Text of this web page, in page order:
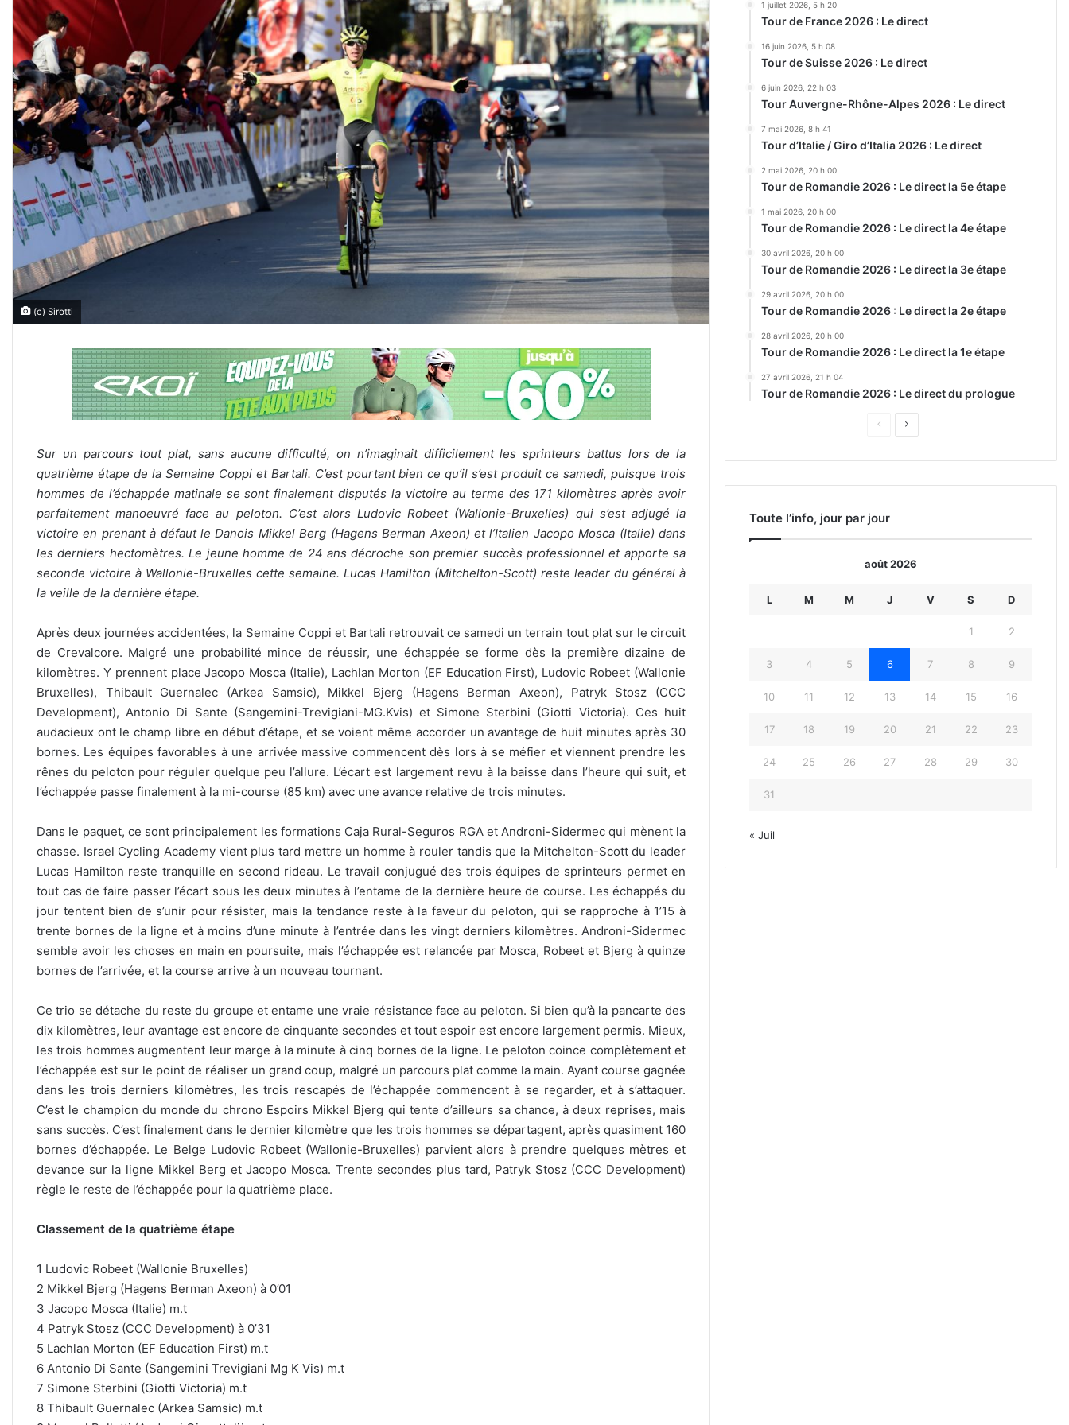
(c) Sirotti
Sur un parcours tout plat, sans aucune difficulté, on n’imaginait difficilement les sprinteurs battus lors de la
quatrième étape de la Semaine Coppi et Bartali. C’est pourtant bien ce qu’il s’est produit ce samedi, puisque trois
hommes de l’échappée matinale se sont finalement disputés la victoire au terme des 171 kilomètres après avoir
parfaitement manoeuvré face au peloton. C’est alors Ludovic Robeet (Wallonie-Bruxelles) qui s’est adjugé la
victoire en prenant à défaut le Danois Mikkel Berg (Hagens Berman Axeon) et l’Italien Jacopo Mosca (Italie) dans
les derniers hectomètres. Le jeune homme de 24 ans décroche son premier succès professionnel et apporte sa
seconde victoire à Wallonie-Bruxelles cette semaine. Lucas Hamilton (Mitchelton-Scott) reste leader du général à
la veille de la dernière étape.
Après deux journées accidentées, la Semaine Coppi et Bartali retrouvait ce samedi un terrain tout plat sur le circuit
de Crevalcore. Malgré une probabilité mince de réussir, une échappée se forme dès la première dizaine de
kilomètres. Y prennent place Jacopo Mosca (Italie), Lachlan Morton (EF Education First), Ludovic Robeet (Wallonie
Bruxelles), Thibault Guernalec (Arkea Samsic), Mikkel Bjerg (Hagens Berman Axeon), Patryk Stosz (CCC
Development), Antonio Di Sante (Sangemini-Trevigiani-MG.Kvis) et Simone Sterbini (Giotti Victoria). Ces huit
audacieux ont le champ libre en début d’étape, et se voient même accorder un avantage de huit minutes après 30
bornes. Les équipes favorables à une arrivée massive commencent dès lors à se méfier et viennent prendre les
rênes du peloton pour réguler quelque peu l’allure. L’écart est largement revu à la baisse dans l’heure qui suit, et
l’échappée passe finalement à la mi-course (85 km) avec une avance relative de trois minutes.
Dans le paquet, ce sont principalement les formations Caja Rural-Seguros RGA et Androni-Sidermec qui mènent la
chasse. Israel Cycling Academy vient plus tard mettre un homme à rouler tandis que la Mitchelton-Scott du leader
Lucas Hamilton reste tranquille en second rideau. Le travail conjugué des trois équipes de sprinteurs permet en
tout cas de faire passer l’écart sous les deux minutes à l’entame de la dernière heure de course. Les échappés du
jour tentent bien de s’unir pour résister, mais la tendance reste à la faveur du peloton, qui se rapproche à 1’15 à
trente bornes de la ligne et à moins d’une minute à l’entrée dans les vingt derniers kilomètres. Androni-Sidermec
semble avoir les choses en main en poursuite, mais l’échappée est relancée par Mosca, Robeet et Bjerg à quinze
bornes de l’arrivée, et la course arrive à un nouveau tournant.
Ce trio se détache du reste du groupe et entame une vraie résistance face au peloton. Si bien qu’à la pancarte des
dix kilomètres, leur avantage est encore de cinquante secondes et tout espoir est encore largement permis. Mieux,
les trois hommes augmentent leur marge à la minute à cinq bornes de la ligne. Le peloton coince complètement et
l’échappée est sur le point de réaliser un grand coup, malgré un parcours plat comme la main. Ayant course gagnée
dans les trois derniers kilomètres, les trois rescapés de l’échappée commencent à se regarder, et à s’attaquer.
C’est le champion du monde du chrono Espoirs Mikkel Bjerg qui tente d’ailleurs sa chance, à deux reprises, mais
sans succès. C’est finalement dans le dernier kilomètre que les trois hommes se départagent, après quasiment 160
bornes d’échappée. Le Belge Ludovic Robeet (Wallonie-Bruxelles) parvient alors à prendre quelques mètres et
devance sur la ligne Mikkel Berg et Jacopo Mosca. Trente secondes plus tard, Patryk Stosz (CCC Development)
règle le reste de l’échappée pour la quatrième place.
Classement de la quatrième étape
1 Ludovic Robeet (Wallonie Bruxelles)
2 Mikkel Bjerg (Hagens Berman Axeon) à 0’01
3 Jacopo Mosca (Italie) m.t
4 Patryk Stosz (CCC Development) à 0’31
5 Lachlan Morton (EF Education First) m.t
6 Antonio Di Sante (Sangemini Trevigiani Mg K Vis) m.t
7 Simone Sterbini (Giotti Victoria) m.t
8 Thibault Guernalec (Arkea Samsic) m.t
1 juillet 2026, 5 h 20
Tour de France 2026 : Le direct
16 juin 2026, 5 h 08
Tour de Suisse 2026 : Le direct
6 juin 2026, 22 h 03
Tour Auvergne-Rhône-Alpes 2026 : Le direct
7 mai 2026, 8 h 41
Tour d’Italie / Giro d’Italia 2026 : Le direct
2 mai 2026, 20 h 00
Tour de Romandie 2026 : Le direct la 5e étape
1 mai 2026, 20 h 00
Tour de Romandie 2026 : Le direct la 4e étape
30 avril 2026, 20 h 00
Tour de Romandie 2026 : Le direct la 3e étape
29 avril 2026, 20 h 00
Tour de Romandie 2026 : Le direct la 2e étape
28 avril 2026, 20 h 00
Tour de Romandie 2026 : Le direct la 1e étape
27 avril 2026, 21 h 04
Tour de Romandie 2026 : Le direct du prologue
Page
Page
Toute l’info, jour par jour
août 2026
L M M J V S D
1 2
3 4 5 6 7 8 9
10 11 12 13 14 15 16
17 18 19 20 21 22 23
24 25 26 27 28 29 30
31
« Juil